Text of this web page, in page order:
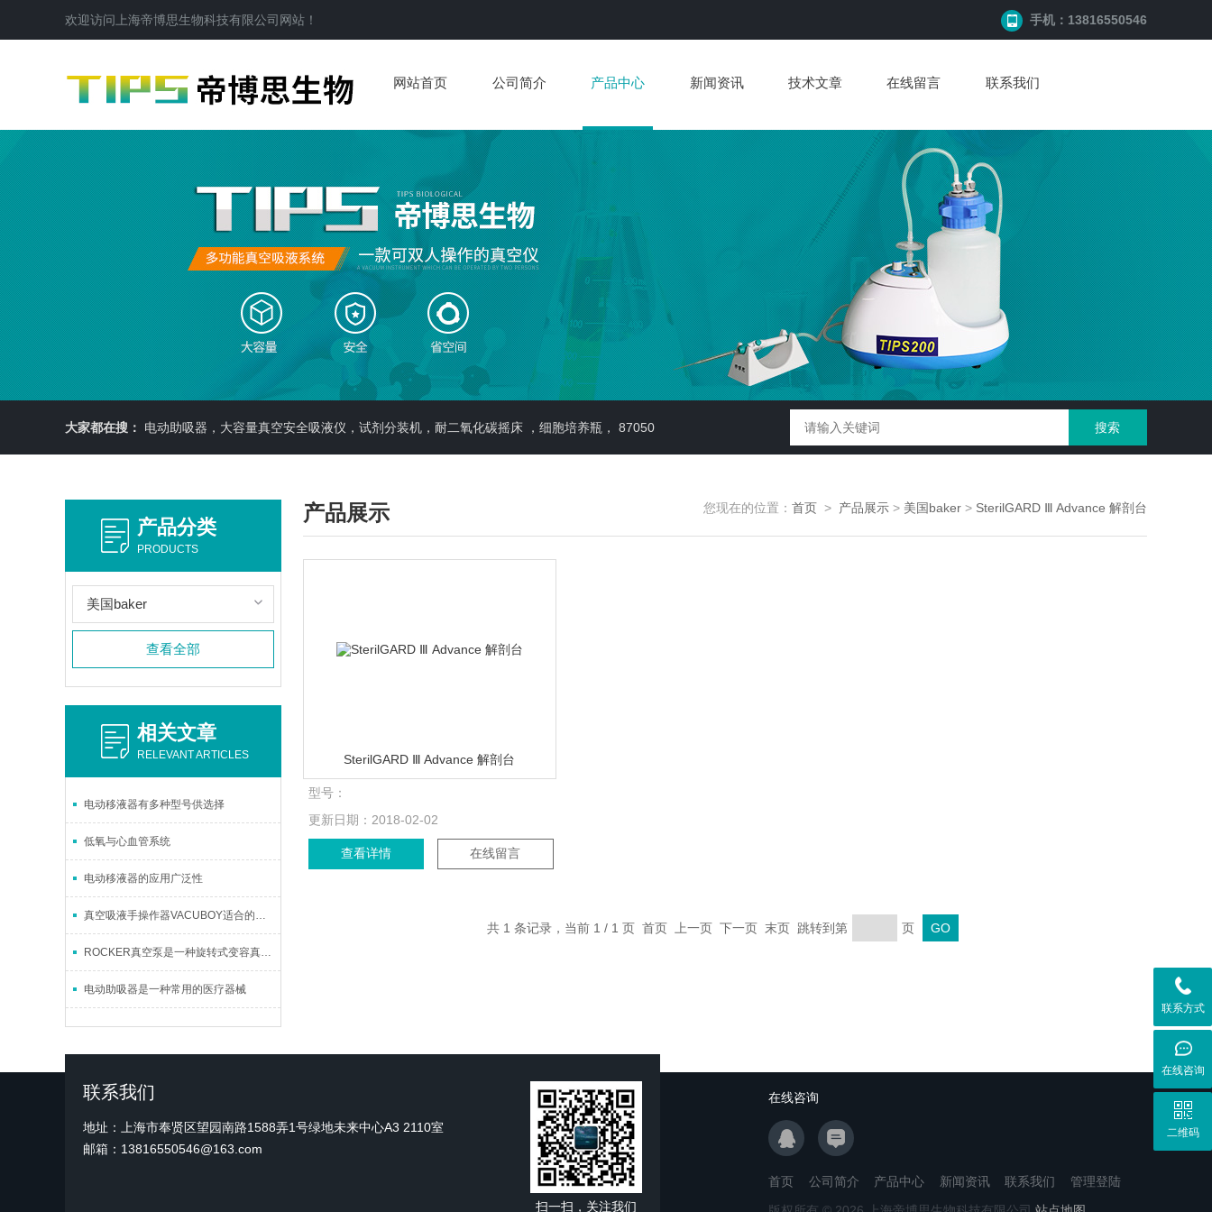
欢迎访问 上海帝博思生物科技有限公司 网站！ 手机：13816550546
网站首页 公司简介 产品中心 新闻资讯 技术文章 在线留言 联系我们
大家都在搜： 电动助吸器，大容量真空安全吸液仪，试剂分装机，耐二氧化碳摇床 ，细胞培养瓶， 87050
产品分类
PRODUCTS
美国baker
查看全部
相关文章
RELEVANT ARTICLES
电动移液器有多种型号供选择
低氧与心血管系统
电动移液器的应用广泛性
真空吸液手操作器VACUBOY适合的用户群
ROCKER真空泵是一种旋转式变容真空泵
电动助吸器是一种常用的医疗器械
产品展示 您现在的位置： 首页 > 产品展示 > 美国baker > SterilGARD Ⅲ Advance 解剖台
SterilGARD Ⅲ Advance 解剖台
型号：
更新日期： 2018-02-02
查看详情 在线留言
共 1 条记录，当前 1 / 1 页 首页 上一页 下一页 末页 跳转到第 页
联系我们
地址：上海市奉贤区望园南路1588弄1号绿地未来中心A3 2110室
邮箱：13816550546@163.com
扫一扫，关注我们
在线咨询
首页 公司简介 产品中心 新闻资讯 联系我们
管理登陆
联系方式
在线咨询
二维码